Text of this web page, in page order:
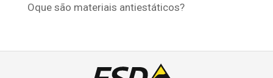
Oque são materiais antiestáticos?